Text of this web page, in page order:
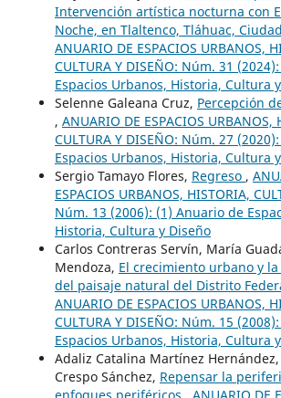
Intervención artística nocturna con
Noche, en Tlaltenco, Tláhuac,
ANUARIO DE ESPACIOS URBANOS,
CULTURA Y DISEÑO: Núm. 31
Espacios Urbanos, Historia, Cultura
Selenne Galeana Cruz, Percepción
, ANUARIO DE ESPACIOS URBANOS,
CULTURA Y DISEÑO: Núm. 27
Espacios Urbanos, Historia, Cultura
Sergio Tamayo Flores, Regreso ,
ESPACIOS URBANOS, HISTORIA,
Núm. 13 (2006): (1) Anuario de
Historia, Cultura y Diseño
Carlos Contreras Servín, María
Mendoza, El crecimiento urbano y
del paisaje natural del Distrito
ANUARIO DE ESPACIOS URBANOS,
CULTURA Y DISEÑO: Núm. 15
Espacios Urbanos, Historia, Cultura
Adaliz Catalina Martínez
Crespo Sánchez, Repensar la